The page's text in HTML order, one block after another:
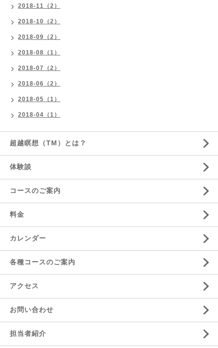
2018-11（2）
2018-10（2）
2018-09（2）
2018-08（1）
2018-07（2）
2018-06（2）
2018-05（1）
2018-04（1）
超越瞑想（TM）とは？
体験談
コースのご案内
料金
カレンダー
各種コースのご案内
アクセス
お問い合わせ
担当者紹介